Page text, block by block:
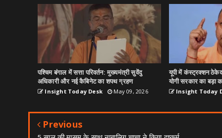
पश्चिम बंगाल में सत्ता परिवर्तन: मुख्यमंत्री सुवेंदु
अधिकारी और नई कैबिनेट का शपथ ग्रहण
Insight Today Desk May 09, 2026
यूपी में कंस्ट्रक्शन
योगी सरकार का बड़ा
Insight Today
Previous